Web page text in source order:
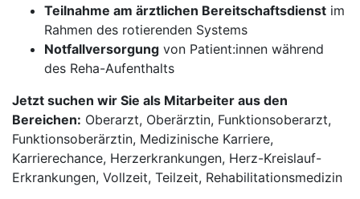
Teilnahme am ärztlichen Bereitschaftsdienst im
Rahmen des rotierenden Systems
Notfallversorgung von Patient:innen während
des Reha-Aufenthalts
Jetzt suchen wir Sie als Mitarbeiter aus den
Bereichen: Oberarzt, Oberärztin, Funktionsoberarzt,
Funktionsoberärztin, Medizinische Karriere,
Karrierechance, Herzerkrankungen, Herz-Kreislauf-
Erkrankungen, Vollzeit, Teilzeit, Rehabilitationsmedizin